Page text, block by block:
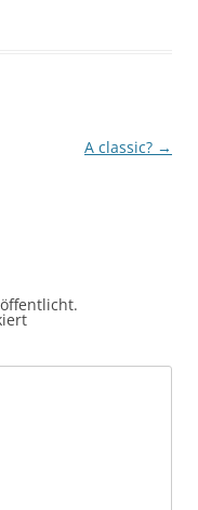
A classic? →